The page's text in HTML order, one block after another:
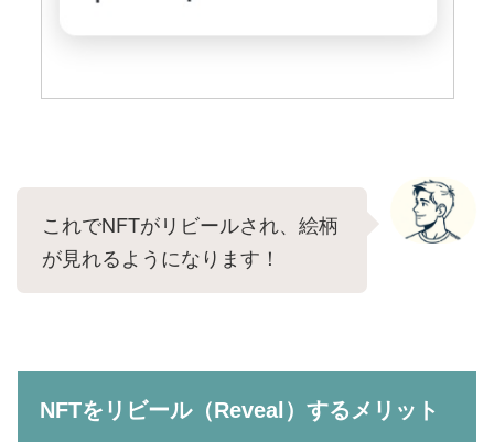
これでNFTがリビールされ、絵柄
が見れるようになります！
NFTをリビール（Reveal）するメリット